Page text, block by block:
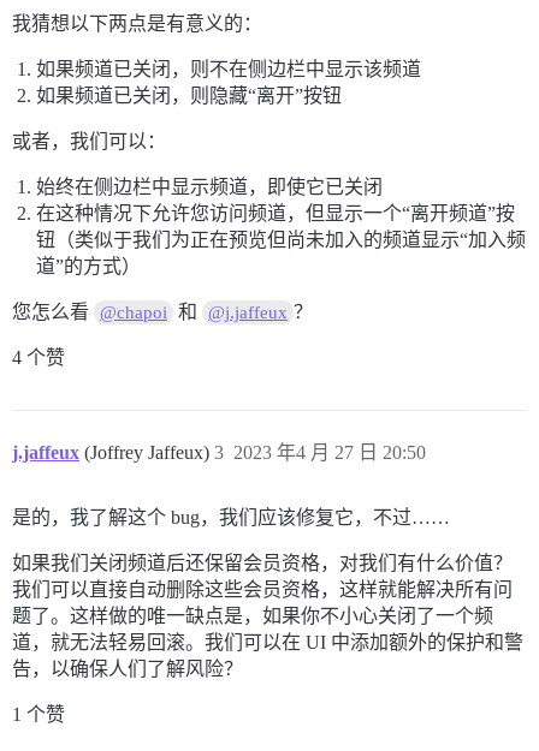
我猜想以下两点是有意义的：
如果频道已关闭，则不在侧边栏中显示该频道
如果频道已关闭，则隐藏“离开”按钮
或者，我们可以：
始终在侧边栏中显示频道，即使它已关闭
在这种情况下允许您访问频道，但显示一个“离开频道”按
钮（类似于我们为正在预览但尚未加入的频道显示“加入频
道”的方式）
您怎么看 @chapoi 和 @j.jaffeux ？
4 个赞
j.jaffeux (Joffrey Jaffeux) 2023 年4 月 27 日 20:50
3
是的，我了解这个 bug，我们应该修复它，不过……
如果我们关闭频道后还保留会员资格，对我们有什么价值？
我们可以直接自动删除这些会员资格，这样就能解决所有问
题了。这样做的唯一缺点是，如果你不小心关闭了一个频
道，就无法轻易回滚。我们可以在 UI 中添加额外的保护和警
告，以确保人们了解风险？
1 个赞